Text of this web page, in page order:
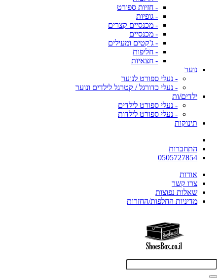
- חזיות ספורט
- גופיות
- מכנסיים קצרים
- מכנסיים
- ג'קטים ומעילים
- חליפות
- חצאיות
נוער
- נעלי ספורט לנוער
- נעלי כדורגל / קטרגל לילדים ונוער
ילדים/ות
- נעלי ספורט לילדים
- נעלי ספורט לילדות
תינוקות
התחברות
0505727854
אודות
צרו קשר
שאלות נפוצות
מדיניות החלפות/החזרות